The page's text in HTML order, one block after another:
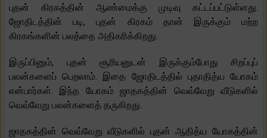
புதன் கிரகத்தின் ஆண்மைக்கு முடிவு கட்டப்பட்டுள்ளது.
ஜோதிடத்தின் படி, புதன் கிரகம் தான் இருக்கும் மற்ற
கிரகங்களின் பலத்தை அதிகரிக்கிறது.
இருப்பினும், புதன் சூரியனுடன் இருக்கும்போது சிறப்புப்
பலன்களைப் பெறலாம். இதை ஜோதிடத்தில் புதாதித்ய யோகம்
என்பார்கள். இந்த யோகம் ஜாதகத்தின் வெவ்வேறு வீடுகளில்
வெவ்வேறு பலன்களைத் தருகிறது.
ஜாதகத்தின் வெவ்வேறு வீடுகளில் புதன் ஆதித்ய யோகத்தின்